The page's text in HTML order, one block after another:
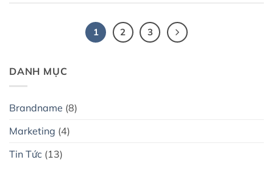
1 2 3
DANH MỤC
Brandname (8)
Marketing (4)
Tin Tức (13)